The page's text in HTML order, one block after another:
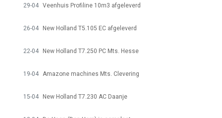
29-04 Veenhuis Profiline 10m3 afgeleverd
26-04 New Holland T5.105 EC afgeleverd
22-04 New Holland T7.250 PC Mts. Hesse
19-04 Amazone machines Mts. Clevering
15-04 New Holland T7.230 AC Daanje